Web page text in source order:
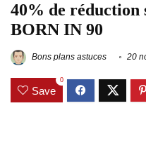
40% de réduction
BORN IN 90
Bons plans astuces 20
Save
0